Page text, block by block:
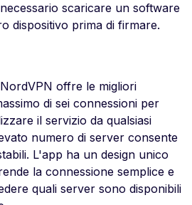
scaricare un software
dispositivo prima di firmare.
offre le migliori
di sei connessioni per
il servizio da qualsiasi
numero di server consente
L'app ha un design unico
la connessione semplice e
quali server sono disponibili